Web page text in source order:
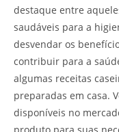
destaque entre
saudáveis para a
desvendar os
contribuir para a
algumas receitas
preparadas em casa.
disponíveis no